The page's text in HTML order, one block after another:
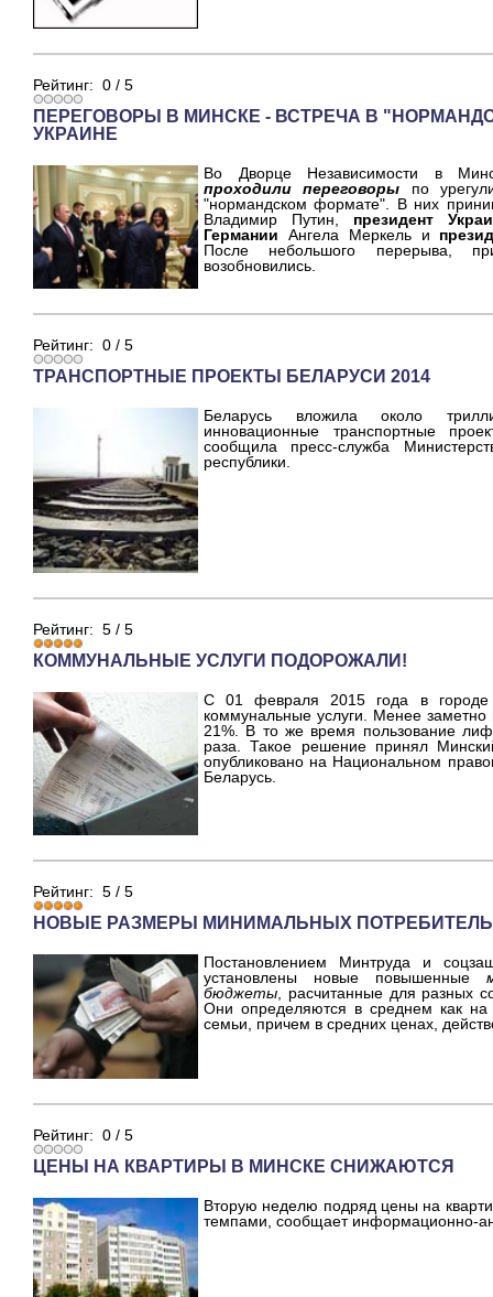
Рейтинг: 0 / 5
ПЕРЕГОВОРЫ В МИНСКЕ - ВСТРЕЧА В
УКРАИНЕ
Во Дворце Независимости в
проходили переговоры по
"нормандском формате". В них
Владимир Путин, президент
Германии Ангела Меркель и
После небольшого перерыва,
возобновились.
Рейтинг: 0 / 5
ТРАНСПОРТНЫЕ ПРОЕКТЫ БЕЛАРУСИ 2014
Беларусь вложила около
инновационные транспортные
сообщила пресс-служба
республики.
Рейтинг: 5 / 5
КОММУНАЛЬНЫЕ УСЛУГИ ПОДОРОЖАЛИ!
С 01 февраля 2015 года в городе
коммунальные услуги. Менее
21%. В то же время пользование
раза. Такое решение принял
опубликовано на Национальном
Беларусь.
Рейтинг: 5 / 5
НОВЫЕ РАЗМЕРЫ МИНИМАЛЬНЫХ
Постановлением Минтруда и
установлены новые повышенные
бюджеты , расчитанные для разных
Они определяются в среднем как
семьи, причем в средних ценах,
Рейтинг: 0 / 5
ЦЕНЫ НА КВАРТИРЫ В МИНСКЕ СНИЖАЮТСЯ
Вторую неделю подряд цены на
темпами, сообщает информационно-